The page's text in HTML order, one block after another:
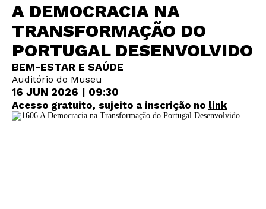
SHOP
PT | EN
BUY TICKETS
MEMBERS
A DEMOCRACIA NA
TRANSFORMAÇÃO DO
PORTUGAL DESENVOLVIDO
BEM-ESTAR E SAÚDE
Auditório do Museu
16 JUN 2026 | 09:30
Acesso gratuito, sujeito a inscrição no link